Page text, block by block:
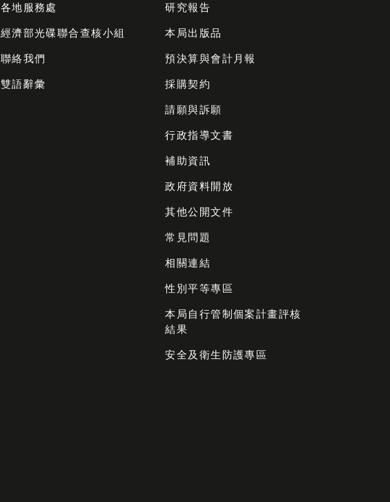
各地服務處
經濟部光碟聯合查核小組
聯絡我們
雙語辭彙
研究報告
本局出版品
預決算與會計月報
採購契約
請願與訴願
行政指導文書
補助資訊
政府資料開放
其他公開文件
常見問題
相關連結
性別平等專區
本局自行管制個案計畫評核
結果
安全及衛生防護專區